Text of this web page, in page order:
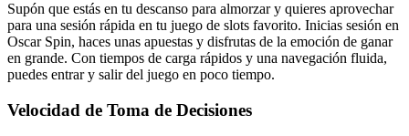
Supón que estás en tu descanso para almorzar y quieres aprovechar
para una sesión rápida en tu juego de slots favorito. Inicias sesión en
Oscar Spin, haces unas apuestas y disfrutas de la emoción de ganar
en grande. Con tiempos de carga rápidos y una navegación fluida,
puedes entrar y salir del juego en poco tiempo.
Velocidad de Toma de Decisiones